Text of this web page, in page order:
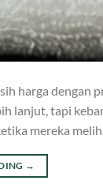
harga dengan
lanjut, tapi
mereka
→